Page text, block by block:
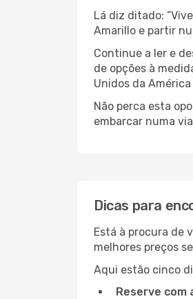
Lá diz ditado:
Amarillo e partir
Continue a ler e
de opções à
Unidos da
Não perca esta
embarcar numa
Dicas para
Está à procura de
melhores preços
Aqui estão cinco
Reserve com